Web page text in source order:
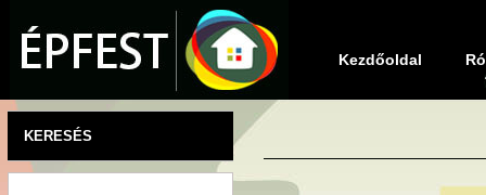
Kezdőoldal
KERESÉS